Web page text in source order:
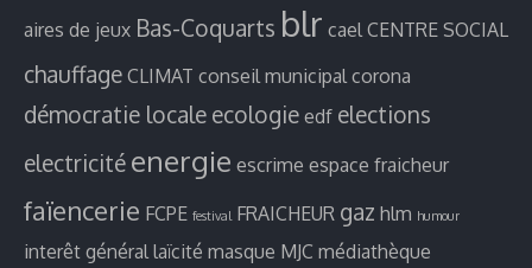
aires de jeux Bas-Coquarts blr cael CENTRE SOCIAL
chauffage CLIMAT conseil municipal corona
démocratie locale ecologie edf elections
electricité energie escrime espace fraicheur
faïencerie FCPE festival FRAICHEUR gaz hlm humour
interêt général laïcité masque MJC médiathèque